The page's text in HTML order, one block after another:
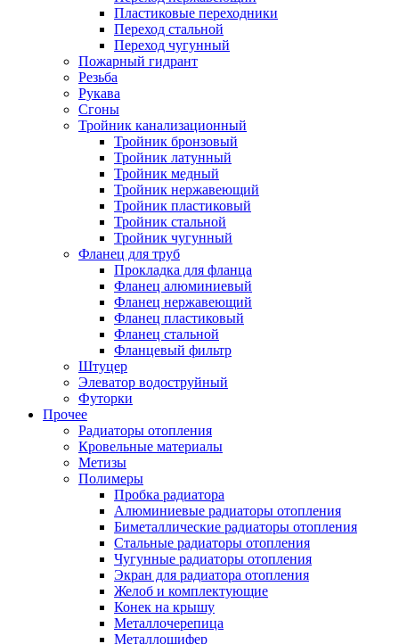
Пластиковые переходники
Переход стальной
Переход чугунный
Пожарный гидрант
Резьба
Рукава
Сгоны
Тройник канализационный
Тройник бронзовый
Тройник латунный
Тройник медный
Тройник нержавеющий
Тройник пластиковый
Тройник стальной
Тройник чугунный
Фланец для труб
Прокладка для фланца
Фланец алюминиевый
Фланец нержавеющий
Фланец пластиковый
Фланец стальной
Фланцевый фильтр
Штуцер
Элеватор водоструйный
Футорки
Прочее
Радиаторы отопления
Кровельные материалы
Метизы
Полимеры
Пробка радиатора
Алюминиевые радиаторы отопления
Биметаллические радиаторы отопления
Стальные радиаторы отопления
Чугунные радиаторы отопления
Экран для радиатора отопления
Желоб и комплектующие
Конек на крышу
Металлочерепица
Металлошифер